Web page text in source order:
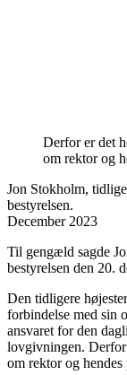
Derfor er det
om rektor og
Jon Stokholm,
bestyrelsen.
December 2023
Til gengæld sagde
bestyrelsen den 20.
Den tidligere
forbindelse med sin
ansvaret for den
lovgivningen. Derfor
om rektor og